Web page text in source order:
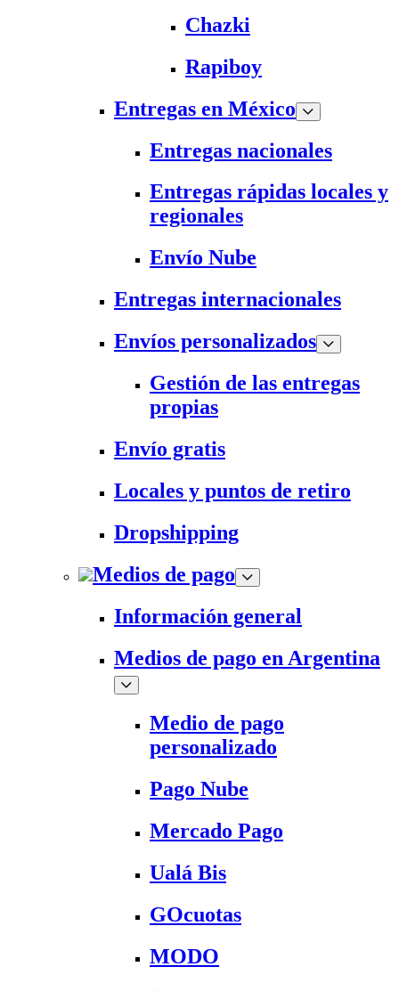
Chazki
Rapiboy
Entregas en México
Entregas nacionales
Entregas rápidas locales y
regionales
Envío Nube
Entregas internacionales
Envíos personalizados
Gestión de las entregas
propias
Envío gratis
Locales y puntos de retiro
Dropshipping
Medios de pago
Información general
Medios de pago en Argentina
Medio de pago
personalizado
Pago Nube
Mercado Pago
Ualá Bis
GOcuotas
MODO